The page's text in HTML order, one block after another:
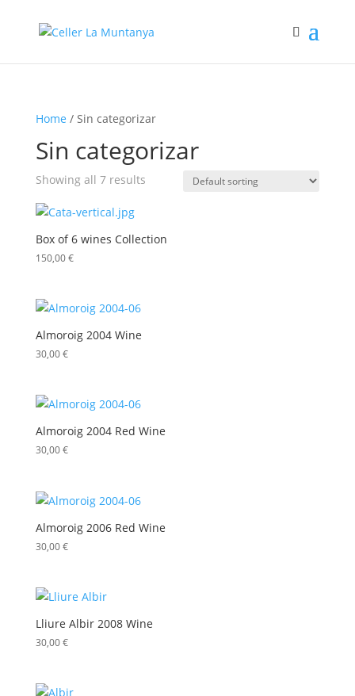
Home / Sin categorizar
Sin categorizar
Showing all 7 results
Box of 6 wines Collection
150,00€
Almoroig 2004 Wine
30,00€
Almoroig 2004 Red Wine
30,00€
Almoroig 2006 Red Wine
30,00€
Lliure Albir 2008 Wine
30,00€